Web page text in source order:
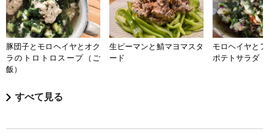
豚団子とモロヘイヤとオク
ラのトロトロスープ（ご
飯）
生ピーマンと鯖マヨマスタ
ード
モロヘイヤと
ポテトサラダ
すべて見る